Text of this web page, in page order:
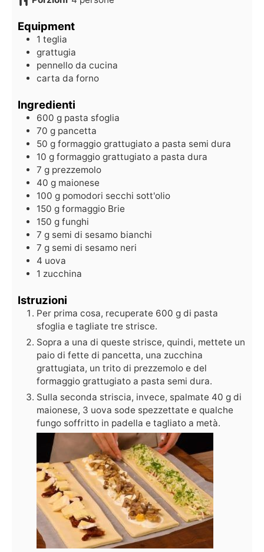
Equipment
1 teglia
grattugia
pennello da cucina
carta da forno
Ingredienti
600 g pasta sfoglia
70 g pancetta
50 g formaggio grattugiato a pasta semi dura
10 g formaggio grattugiato a pasta dura
7 g prezzemolo
40 g maionese
100 g pomodori secchi sott'olio
150 g formaggio Brie
150 g funghi
7 g semi di sesamo bianchi
7 g semi di sesamo neri
4 uova
1 zucchina
Istruzioni
Per prima cosa, recuperate 600 g di pasta
sfoglia e tagliate tre strisce.
Sopra a una di queste strisce, quindi, mettete un
paio di fette di pancetta, una zucchina
grattugiata, un trito di prezzemolo e del
formaggio grattugiato a pasta semi dura.
Sulla seconda striscia, invece, spalmate 40 g di
maionese, 3 uova sode spezzettate e qualche
fungo soffritto in padella e tagliato a metà.